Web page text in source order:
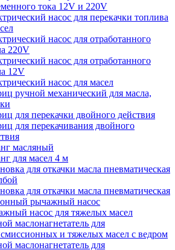
тока 12V и 220V
насос для перекачки топлива
насос для отработанного
220V
насос для отработанного
12V
насос для масел
ручной механический для масла,
для перекачки двойного действия
для перекачивания двойного
масляный
для масел 4 м
для откачки масла пневматическая
для откачки масла пневматическая
рычажный насос
насос для тяжелых масел
маслонагнетатель для
и тяжелых масел с ведром
маслонагнетатель для